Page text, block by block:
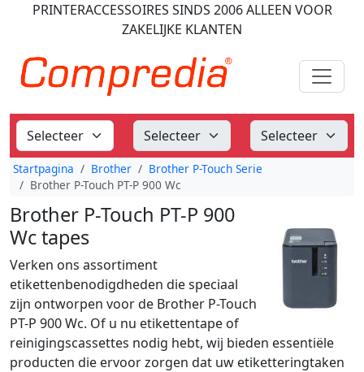
PRINTERACCESSOIRES SINDS 2006ALLEEN VOOR
ZAKELIJKE KLANTEN
Startpagina Brother
Brother P-Touch Serie
Brother P-Touch PT-P 900 Wc
Brother P-Touch PT-P 900
Wc tapes
Verken ons assortiment
etikettenbenodigdheden die speciaal
zijn ontworpen voor de Brother P-Touch
PT-P 900 Wc. Of u nu etikettentape of
reinigingscassettes nodig hebt, wij bieden essentiële
producten die ervoor zorgen dat uw etiketteringtaken